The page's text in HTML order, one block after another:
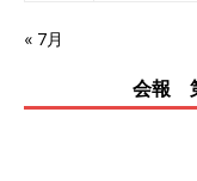
« 7月
会報